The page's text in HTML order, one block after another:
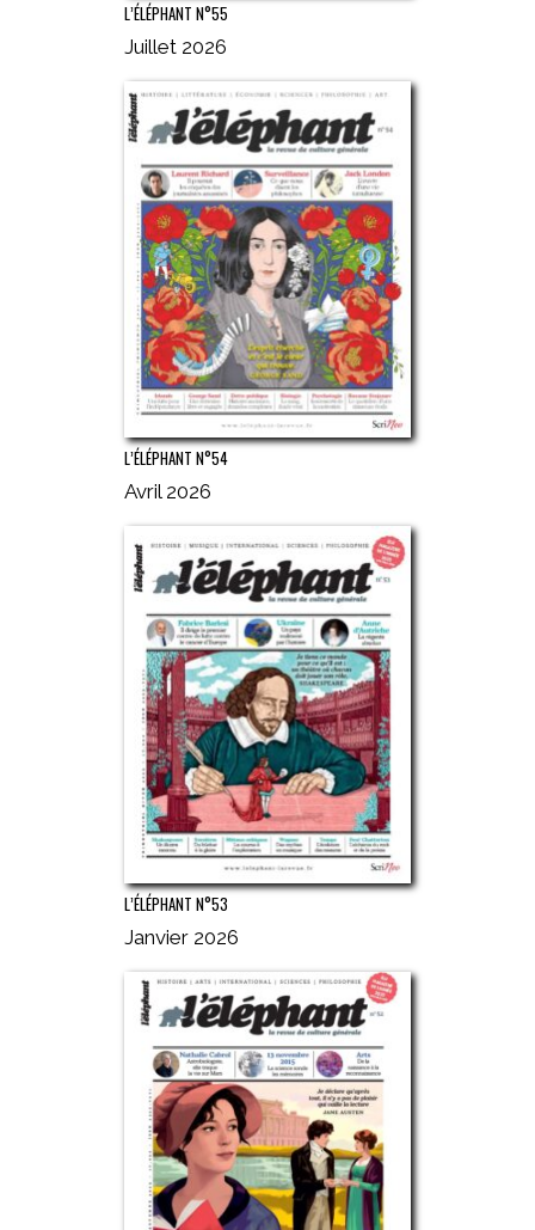
L’ÉLÉPHANT N°55
Juillet 2026
L’ÉLÉPHANT N°54
Avril 2026
L’ÉLÉPHANT N°53
Janvier 2026